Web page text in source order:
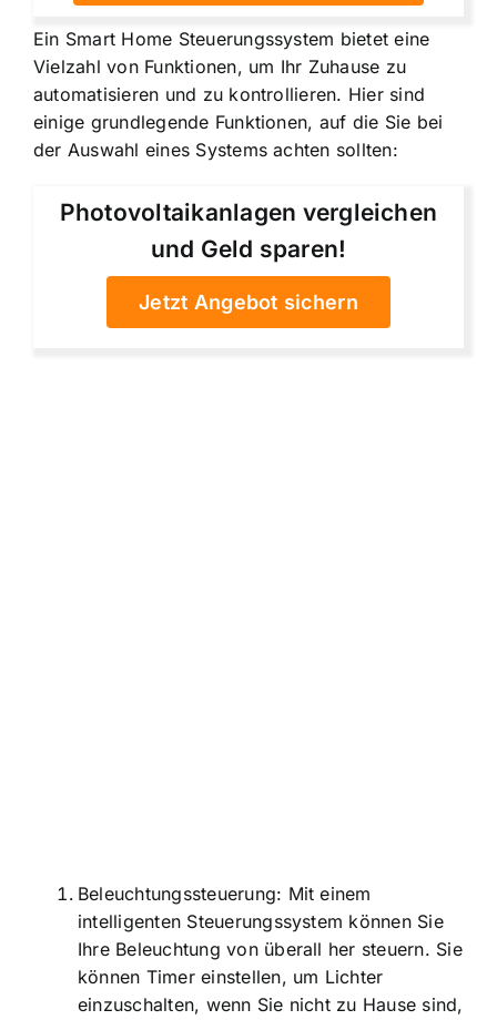
Ein Smart Home Steuerungssystem bietet eine
Vielzahl von Funktionen, um Ihr Zuhause zu
automatisieren und zu kontrollieren. Hier sind
einige grundlegende Funktionen, auf die Sie bei
der Auswahl eines Systems achten sollten:
Photovoltaikanlagen vergleichen
und Geld sparen!
Jetzt Angebot sichern
Beleuchtungssteuerung: Mit einem
intelligenten Steuerungssystem können Sie
Ihre Beleuchtung von überall her steuern. Sie
können Timer einstellen, um Lichter
einzuschalten, wenn Sie nicht zu Hause sind,